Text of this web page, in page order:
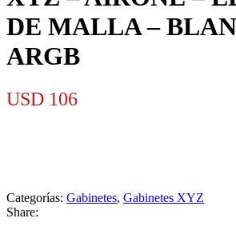
DE MALLA –
ARGB
USD 106
Categorías: Gabinetes, Gabinetes XYZ
Share: